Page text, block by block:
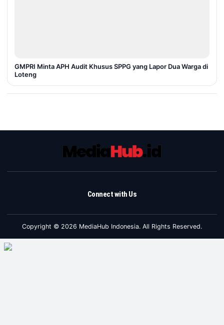
GMPRI Minta APH Audit Khusus SPPG yang Lapor Dua Warga di
Loteng
Connect with Us
Copyright © 2026 MediaHub Indonesia. All Rights Reserved.